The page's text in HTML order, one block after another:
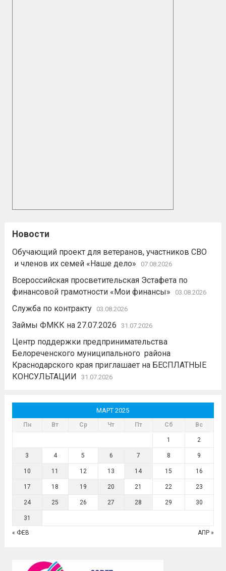
Новости
Обучающий проект для ветеранов, участников СВО
и членов их семей «Наше дело»
07.08.2026
Всероссийская просветительская Эстафета по
финансовой грамотности «Мои финансы»
03.08.2026
Служба по контракту 03.08.2026
Займы ФМКК на 27.07.2026 31.07.2026
Центр поддержки предпринимательства
Белореченского муниципального района
Краснодарского края приглашает на БЕСПЛАТНЫЕ
КОНСУЛЬТАЦИИ
31.07.2026
МАРТ 2025
Пн Вт Ср Чт Пт Сб Вс
1 2
3 4 5 6 7 8 9
10 11 12 13 14 15 16
17 18 19 20 21 22 23
24 25 26 27 28 29 30
31
« ФЕВ АПР »